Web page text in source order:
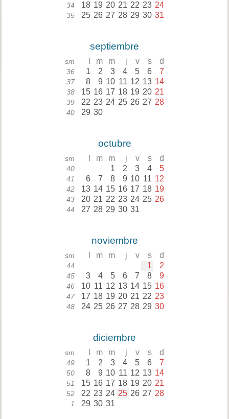
34 18 19 20 21 22 23 24
35 25 26 27 28 29 30 31
septiembre
sm m m j v s d
36 1 2 3 4 5 6 7
37 8 9 10 11 12 13 14
38 15 16 17 18 19 20 21
39 22 23 24 25 26 27 28
40 29 30
octubre
sm m m j v s d
40 1 2 3 4 5
41 6 7 8 9 10 11 12
42 13 14 15 16 17 18 19
43 20 21 22 23 24 25 26
44 27 28 29 30 31
noviembre
sm m m j v s d
44 1 2
45 3 4 5 6 7 8 9
46 10 11 12 13 14 15 16
47 17 18 19 20 21 22 23
48 24 25 26 27 28 29 30
diciembre
sm m m j v s d
49 1 2 3 4 5 6 7
50 8 9 10 11 12 13 14
51 15 16 17 18 19 20 21
52 22 23 24 25 26 27 28
1 29 30 31